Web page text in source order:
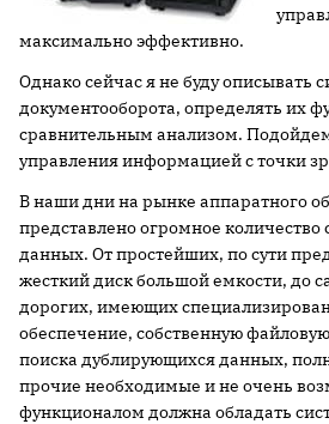
максимально эффективно.
Однако сейчас я не буду описывать
документооборота, определять их
сравнительным анализом.
управления информацией с точки
В наши дни на рынке аппаратного
представлено огромное количество
данных. От простейших, по сути
жесткий диск большой емкости, до
дорогих, имеющих
обеспечение, собственную
поиска дублирующихся данных,
прочие необходимые и не очень
функционалом должна обладать